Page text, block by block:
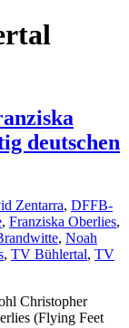
deutschen
Zentarra, DFFB-
, Franziska Oberlies,
, Noah
, TV Bühlertal, TV
Christopher
(Flying Feet